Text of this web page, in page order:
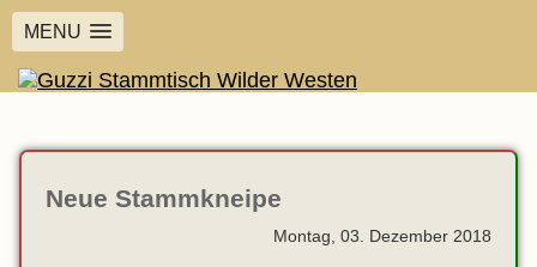
MENU
Neue Stammkneipe
Montag, 03. Dezember 2018